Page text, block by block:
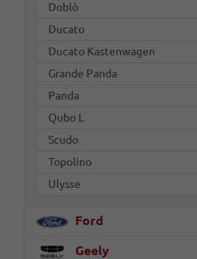
Doblò
Ducato
Ducato Kastenwagen
Grande Panda
Panda
Qubo L
Scudo
Topolino
Ulysse
Ford
Geely